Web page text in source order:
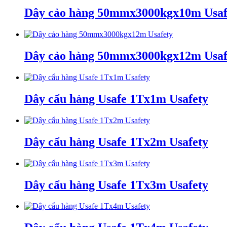
Dây cảo hàng 50mmx3000kgx10m
Dây cảo hàng 50mmx3000kgx12m
Dây cẩu hàng Usafe 1Tx1m Usafety
Dây cẩu hàng Usafe 1Tx2m Usafety
Dây cẩu hàng Usafe 1Tx3m Usafety